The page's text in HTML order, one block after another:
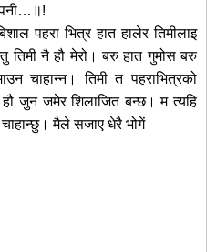
पनी…॥!
पहरा भित्र हात हालेर तिमीलाइ
तिमी नै हौ मेरो। बरु हात गुमोस बरु
चाहान्न। तिमी त पहराभित्रको
जुन जमेर शिलाजित बन्छ। म त्यहि
चाहान्छु। मैले सजाए धेरै भोगें